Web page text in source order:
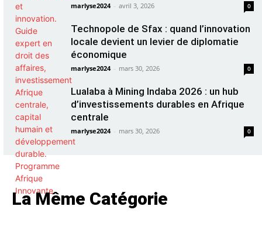
marlyse2024 - avril 3, 2026 0
Technopole de Sfax : quand l’innovation
locale devient un levier de diplomatie
économique
marlyse2024 - mars 30, 2026 0
Lualaba à Mining Indaba 2026 : un hub
d’investissements durables en Afrique
centrale
marlyse2024 - mars 30, 2026 0
La Même Catégorie